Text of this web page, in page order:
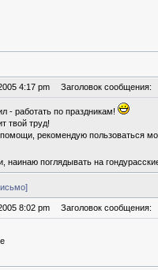
4:17 pm Заголовок сообщения:
- работать по праздникам!
твой труд!
рекомендую пользоваться
наинаю поглядывать на
8:02 pm Заголовок сообщения: